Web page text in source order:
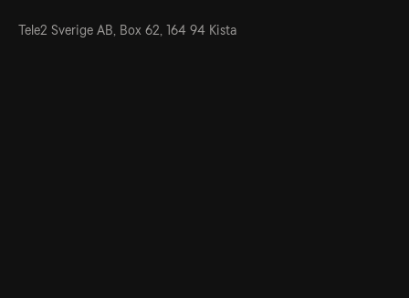
Tele2 Sverige AB, Box 62, 164 94 Kista